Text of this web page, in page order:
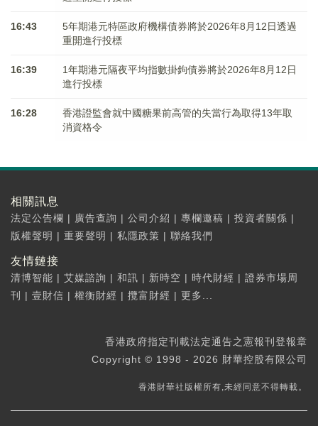
16:43
5年期港元特區政府機構債券將於2026年8月12日透過
重開進行投標
16:39
1年期港元隔夜平均指數掛鉤債券將於2026年8月12日
進行投標
16:28
香港證監會就中國糖果前高管的失當行為取得13年取
消資格令
相關訊息
法定公告欄 | 廣告查詢 | 公司介紹 | 專欄邀稿 | 投資者關係 |
版權聲明 | 重要聲明 | 私隱政策 | 聯絡我們
友情鏈接
清博智能 | 艾媒諮詢 | 和訊 | 新時空 | 時代財經 | 證券市場周
刊
| 壹財信 | 權衡財經 | 攬富財經 | 更多...
香港政府指定刊載法定通告之憲報刊登報章
Copyright © 1998 - 2026 財華控股有限公司
香港財華社版權所有,未經同意不得轉載。